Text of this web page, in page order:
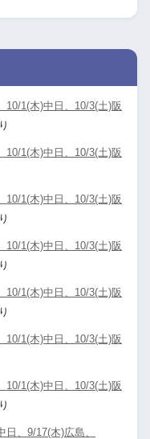
10/1(木)中日、10/3(土)阪
10/1(木)中日、10/3(土)阪
10/1(木)中日、10/3(土)阪
10/1(木)中日、10/3(土)阪
10/1(木)中日、10/3(土)阪
10/1(木)中日、10/3(土)阪
10/1(木)中日、10/3(土)阪
日、9/17(木)広島、